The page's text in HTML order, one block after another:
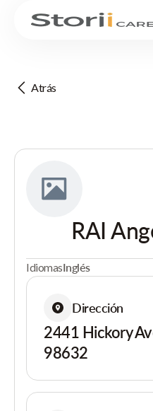
Atrás
RAI
IdiomasInglés
Dirección
2441 Hickory
98632